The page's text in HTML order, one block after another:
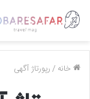
خانه /رپورتاژ آگهی